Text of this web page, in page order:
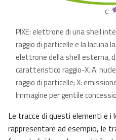
PIXE: elettrone di una shell
raggio di particelle e la lacuna
elettrone della shell esterna,
caratteristico raggio-X. A:
raggio di particelle; X:
Immagine per gentile
Le tracce di questi elementi e
rappresentare ad esempio, le